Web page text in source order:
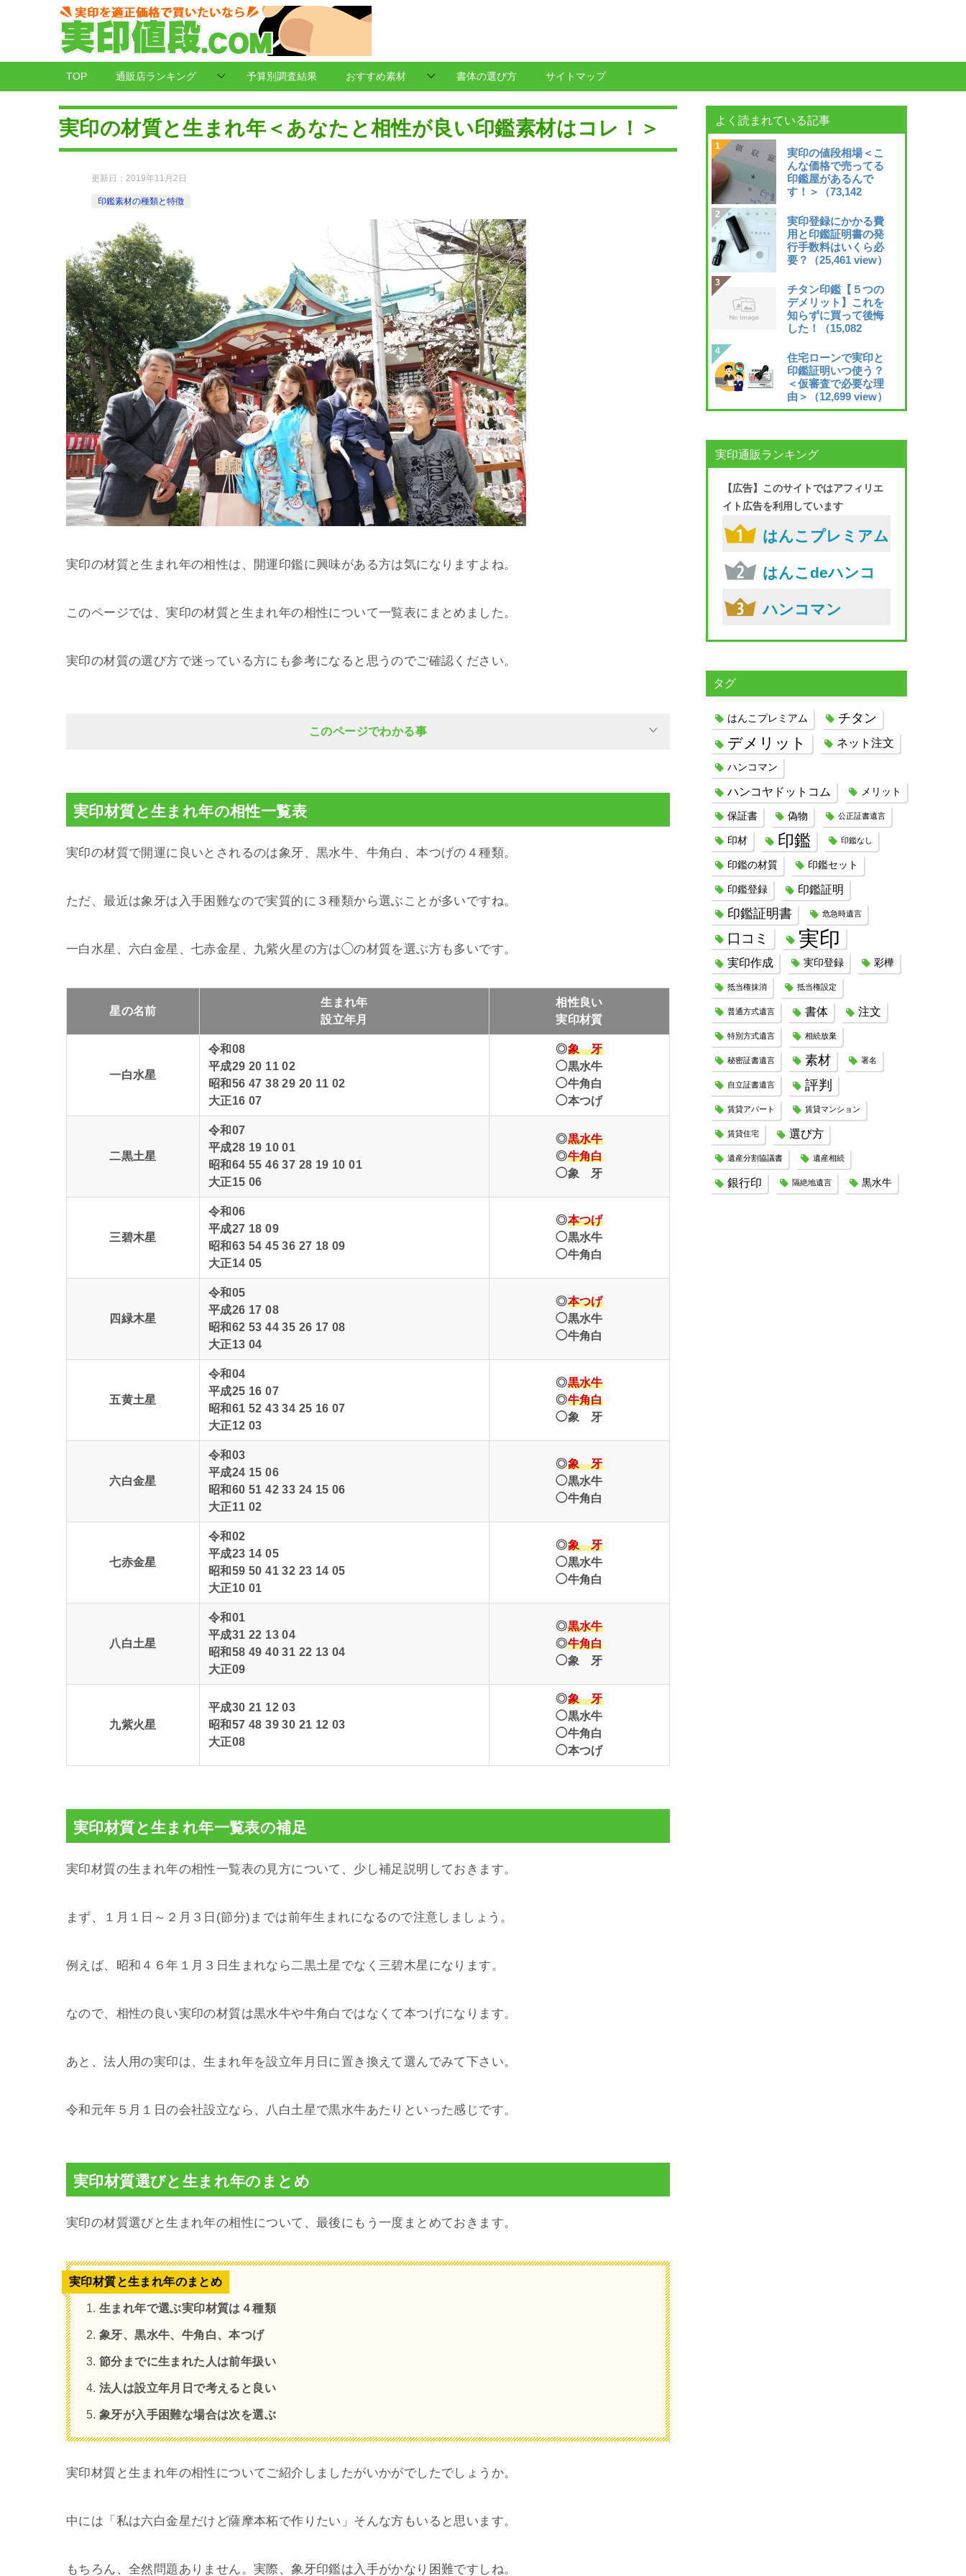
TOP 通販店ランキング 予算別調査結果 おすすめ素材 書体の選び方 サイトマップ
実印の材質と生まれ年＜あなたと相性が良い印鑑素材はコレ！＞
更新日： 2019年11月2日
印鑑素材の種類と特徴
実印の材質と生まれ年の相性は、開運印鑑に興味がある方は気になりますよね。
このページでは、実印の材質と生まれ年の相性について一覧表にまとめました。
実印の材質の選び方で迷っている方にも参考になると思うのでご確認ください。
このページでわかる事
実印材質と生まれ年の相性一覧表
実印の材質で開運に良いとされるのは象牙、黒水牛、牛角白、本つげの４種類。
ただ、最近は象牙は入手困難なので実質的に３種類から選ぶことが多いですね。
一白水星、六白金星、七赤金星、九紫火星の方は◯の材質を選ぶ方も多いです。
星の名前
生まれ年
設立年月
相性良い
実印材質
一白水星
令和08
平成29 20 11 02
昭和56 47 38 29 20 11 02
大正16 07
◎象 牙
◯黒水牛
◯牛角白
◯本つげ
二黒土星
令和07
平成28 19 10 01
昭和64 55 46 37 28 19 10 01
大正15 06
◎黒水牛
◎牛角白
◯象 牙
三碧木星
令和06
平成27 18 09
昭和63 54 45 36 27 18 09
大正14 05
◎本つげ
◯黒水牛
◯牛角白
四緑木星
令和05
平成26 17 08
昭和62 53 44 35 26 17 08
大正13 04
◎本つげ
◯黒水牛
◯牛角白
五黄土星
令和04
平成25 16 07
昭和61 52 43 34 25 16 07
大正12 03
◎黒水牛
◎牛角白
◯象 牙
六白金星
令和03
平成24 15 06
昭和60 51 42 33 24 15 06
大正11 02
◎象 牙
◯黒水牛
◯牛角白
七赤金星
令和02
平成23 14 05
昭和59 50 41 32 23 14 05
大正10 01
◎象 牙
◯黒水牛
◯牛角白
八白土星
令和01
平成31 22 13 04
昭和58 49 40 31 22 13 04
大正09
◎黒水牛
◎牛角白
◯象 牙
九紫火星
平成30 21 12 03
昭和57 48 39 30 21 12 03
大正08
◎象 牙
◯黒水牛
◯牛角白
◯本つげ
実印材質と生まれ年一覧表の補足
実印材質の生まれ年の相性一覧表の見方について、少し補足説明しておきます。
まず、１月１日～２月３日(節分)までは前年生まれになるので注意しましょう。
例えば、昭和４６年１月３日生まれなら二黒土星でなく三碧木星になります。
なので、相性の良い実印の材質は黒水牛や牛角白ではなくて本つげになります。
あと、法人用の実印は、生まれ年を設立年月日に置き換えて選んでみて下さい。
令和元年５月１日の会社設立なら、八白土星で黒水牛あたりといった感じです。
実印材質選びと生まれ年のまとめ
実印の材質選びと生まれ年の相性について、最後にもう一度まとめておきます。
実印材質と生まれ年のまとめ
生まれ年で選ぶ実印材質は４種類
象牙、黒水牛、牛角白、本つげ
節分までに生まれた人は前年扱い
法人は設立年月日で考えると良い
象牙が入手困難な場合は次を選ぶ
実印材質と生まれ年の相性についてご紹介しましたがいかがでしたでしょうか。
中には「私は六白金星だけど薩摩本柘で作りたい」そんな方もいると思います。
もちろん、全然問題ありません。実際、象牙印鑑は入手がかなり困難ですしね。
よく読まれている記事
実印の値段相場＜こ
んな価格で売ってる
印鑑屋があるんで
す！＞
（73,142
実印登録にかかる費
用と印鑑証明書の発
行手数料はいくら必
要？
（25,461 view）
チタン印鑑【５つの
デメリット】これを
知らずに買って後悔
した！
（15,082
住宅ローンで実印と
印鑑証明いつ使う？
＜仮審査で必要な理
由＞
（12,699 view）
実印通販ランキング
【広告】このサイトではアフィリエ
イト広告を利用しています
はんこプレミアム
はんこdeハンコ
ハンコマン
タグ
はんこプレミアム チタン
デメリット ネット注文
ハンコマン
ハンコヤドットコム メリット
保証書 偽物 公正証書遺言
印材 印鑑 印鑑なし
印鑑の材質 印鑑セット
印鑑登録 印鑑証明
印鑑証明書 危急時遺言
口コミ 実印
実印作成 実印登録 彩樺
抵当権抹消 抵当権設定
普通方式遺言 書体 注文
特別方式遺言 相続放棄
秘密証書遺言 素材 署名
自立証書遺言 評判
賃貸アパート 賃貸マンション
賃貸住宅 選び方
遺産分割協議書 遺産相続
銀行印 隔絶地遺言 黒水牛